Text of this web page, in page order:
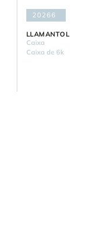
20266
LLAMANTOL
Caixa
Caixa de 6k